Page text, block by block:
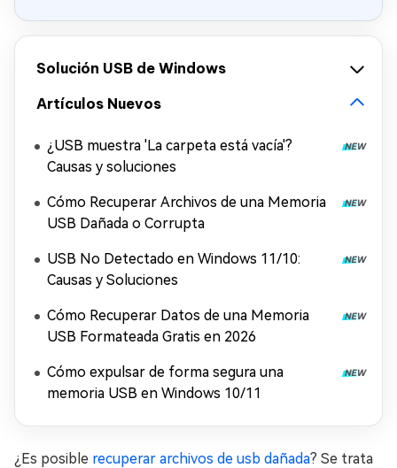
Solución USB de Windows
Artículos Nuevos
¿USB muestra 'La carpeta está vacía'?
Causas y soluciones
Cómo Recuperar Archivos de una Memoria
USB Dañada o Corrupta
USB No Detectado en Windows 11/10:
Causas y Soluciones
Cómo Recuperar Datos de una Memoria
USB Formateada Gratis en 2026
Cómo expulsar de forma segura una
memoria USB en Windows 10/11
¿Es posible recuperar archivos de usb dañada? Se trata